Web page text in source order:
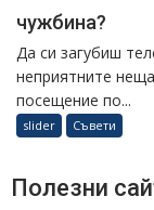
чужбина?
Да си загубиш
неприятните
посещение по...
slider Съвети
Полезни